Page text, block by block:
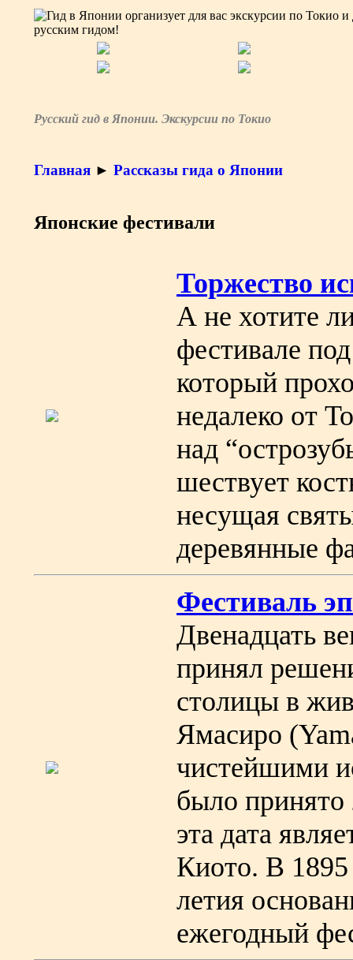
Русский гид в Японии. Экскурсии по Токио
Главная ► Рассказы гида о Японии
Японские фестивали
Торжество
А не хотите
фестивале
который
недалеко от
над
шествует
несущая
деревянные
Фестиваль
Двенадцать
принял
столицы в
Ямасиро
чистейшими
было принято
эта дата
Киото. В 1895
летия
ежегодный